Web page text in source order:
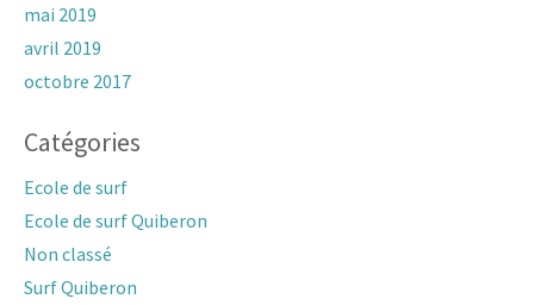
mai 2019
avril 2019
octobre 2017
Catégories
Ecole de surf
Ecole de surf Quiberon
Non classé
Surf Quiberon